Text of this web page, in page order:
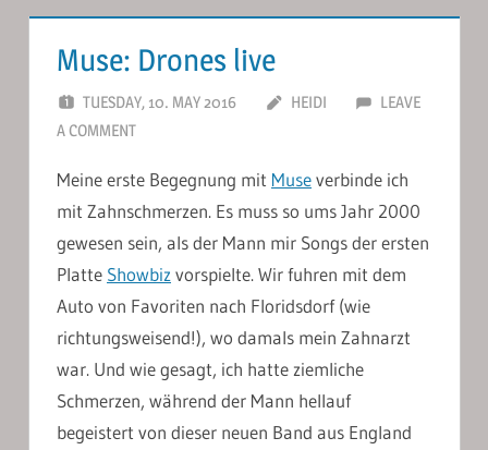
Muse: Drones live
TUESDAY, 10. MAY 2016 HEIDI
LEAVE
A COMMENT
Meine erste Begegnung mit Museverbinde ich
mit Zahnschmerzen. Es muss so ums Jahr 2000
gewesen sein, als der Mann mir Songs der ersten
Platte Showbiz vorspielte. Wir fuhren mit dem
Auto von Favoriten nach Floridsdorf (wie
richtungsweisend!), wo damals mein Zahnarzt
war. Und wie gesagt, ich hatte ziemliche
Schmerzen, während der Mann hellauf
begeistert von dieser neuen Band aus England